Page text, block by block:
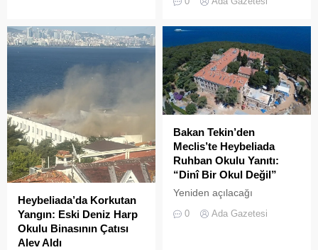
denizde mahsur kalan bir
ekiplerinin zamanında
müdahalesiyle kurtarıldı.
Heybeliada’da Korkutan
Yangın: Eski Deniz Harp
Okulu Binasının Çatısı
Alev Aldı
Bakan Tekin’den
Meclis’te Heybeliada
Ruhban Okulu Yanıtı:
“Dinî Bir Okul Değil”
Yeniden açılacağı
kamuoyunda sıkça tartışılan
0 Ada Gazetesi